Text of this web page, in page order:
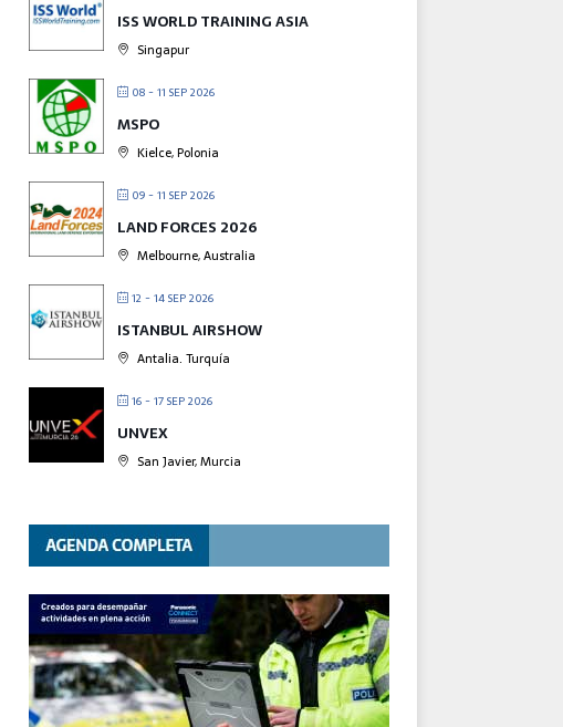
ISS WORLD TRAINING ASIA
Singapur
08 - 11 SEP 2026
MSPO
Kielce, Polonia
09 - 11 SEP 2026
LAND FORCES 2026
Melbourne, Australia
12 - 14 SEP 2026
ISTANBUL AIRSHOW
Antalia. Turquía
16 - 17 SEP 2026
UNVEX
San Javier, Murcia